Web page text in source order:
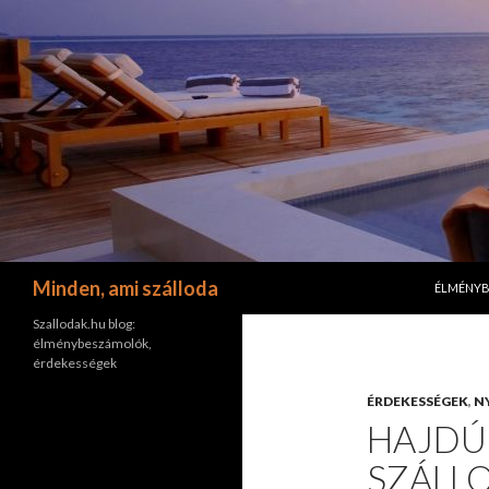
Minden, ami szálloda
ÉRDEKESSÉGEK,
Szallodak.hu blog:
élménybeszámolók,
érdekességek